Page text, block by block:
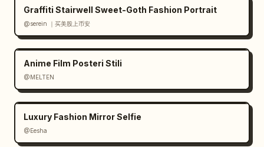
Graffiti Stairwell Sweet-Goth Fashion Portrait
@serein ｜买美股上币安
Anime Film Posteri Stili
@MELTEN
Luxury Fashion Mirror Selfie
@Eesha